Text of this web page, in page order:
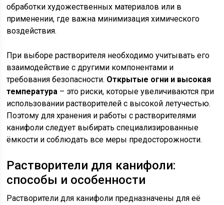
обработки художественных материалов или в
применении, где важна минимизация химического
воздействия.
При выборе растворителя необходимо учитывать его
взаимодействие с другими компонентами и
требования безопасности. Открытые огни и высокая
температура – это риски, которые увеличиваются при
использовании растворителей с высокой летучестью.
Поэтому для хранения и работы с растворителями
канифоли следует выбирать специализированные
ёмкости и соблюдать все меры предосторожности.
Растворители для канифоли:
способы и особенности
Растворители для канифоли предназначены для её